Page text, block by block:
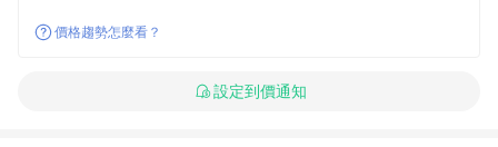
價格趨勢怎麼看？
設定到價通知